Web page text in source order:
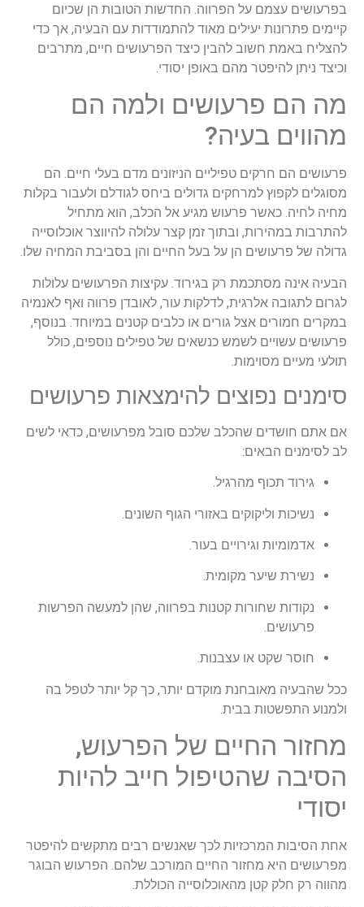
בפרעושים עצמם על הפרווה. החדשות הטובות הן שכיום
קיימים פתרונות יעילים מאוד להתמודדות עם הבעיה, אך כדי
להצליח באמת חשוב להבין כיצד הפרעושים חיים, מתרבים
וכיצד ניתן להיפטר מהם באופן יסודי.
מה הם פרעושים ולמה הם
מהווים בעיה?
פרעושים הם חרקים טפיליים הניזונים מדם בעלי חיים. הם
מסוגלים לקפוץ למרחקים גדולים ביחס לגודלם ולעבור בקלות
מחיה לחיה. כאשר פרעוש מגיע אל הכלב, הוא מתחיל
להתרבות במהירות, ובתוך זמן קצר עלולה להיווצר אוכלוסייה
גדולה של פרעושים הן על בעל החיים והן בסביבת המחיה שלו.
הבעיה אינה מסתכמת רק בגירוד. עקיצות הפרעושים עלולות
לגרום לתגובה אלרגית, לדלקות עור, לאובדן פרווה ואף לאנמיה
במקרים חמורים אצל גורים או כלבים קטנים במיוחד. בנוסף,
פרעושים עשויים לשמש כנשאים של טפילים נוספים, כולל
תולעי מעיים מסוימות.
סימנים נפוצים להימצאות פרעושים
אם אתם חושדים שהכלב שלכם סובל מפרעושים, כדאי לשים
לב לסימנים הבאים:
גירוד תכוף מהרגיל.
נשיכות וליקוקים באזורי הגוף השונים.
אדמומיות וגירויים בעור.
נשירת שיער מקומית.
נקודות שחורות קטנות בפרווה, שהן למעשה הפרשות
פרעושים.
חוסר שקט או עצבנות.
ככל שהבעיה מאובחנת מוקדם יותר, כך קל יותר לטפל בה
ולמנוע התפשטות בבית.
מחזור החיים של הפרעוש,
הסיבה שהטיפול חייב להיות
יסודי
אחת הסיבות המרכזיות לכך שאנשים רבים מתקשים להיפטר
מפרעושים היא מחזור החיים המורכב שלהם. הפרעוש הבוגר
מהווה רק חלק קטן מהאוכלוסייה הכוללת.